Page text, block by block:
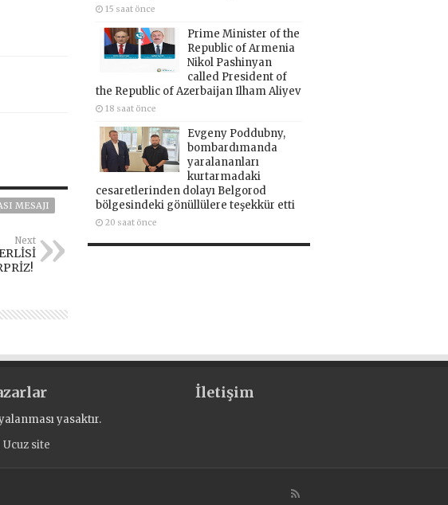
MESAJI
Next
15 saat önce
Prime Minister of the
Republic of Armenia
Nikol Pashinyan
called President of
the Republic of Azerbaijan Ilham Aliyev
18 saat önce
Evgeny Poddubny,
bombardımanda
yaralananları
kurtarmadaki
cesaretlerinden dolayı Belgorod
bölgesindeki gönüllülere teşekkür etti
20 saat önce
İletişim
yasaktır.
Ucuz site